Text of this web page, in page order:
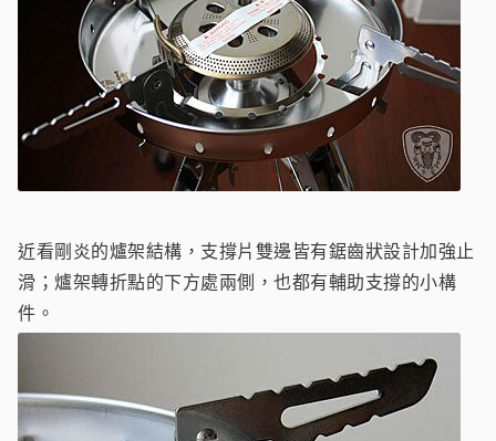
近看剛炎的爐架結構，支撐片雙邊皆有鋸齒狀設計加強止
滑；爐架轉折點的下方處兩側，也都有輔助支撐的小構
件。